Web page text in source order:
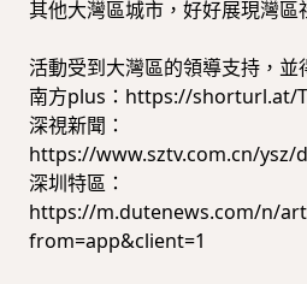
其他大灣區城市，好好展現灣區
活動受到大灣區的領導支持，並
南方plus：https://shorturl.at/
深視新聞：
https://www.sztv.com.cn/ysz/
深圳特區：
https://m.dutenews.com/n/
from=app&client=1